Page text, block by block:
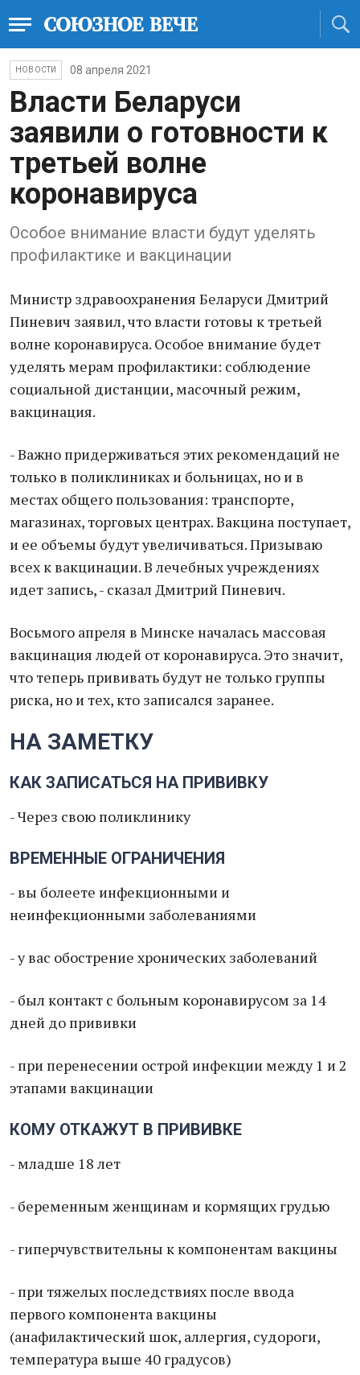
НОВОСТИ 08 апреля 2021
Власти Беларуси
заявили о готовности к
третьей волне
коронавируса
Особое внимание власти будут уделять
профилактике и вакцинации
Министр здравоохранения Беларуси Дмитрий
Пиневич заявил, что власти готовы к третьей
волне коронавируса. Особое внимание будет
уделять мерам профилактики: соблюдение
социальной дистанции, масочный режим,
вакцинация.
- Важно придерживаться этих рекомендаций не
только в поликлиниках и больницах, но и в
местах общего пользования: транспорте,
магазинах, торговых центрах. Вакцина поступает,
и ее объемы будут увеличиваться. Призываю
всех к вакцинации. В лечебных учреждениях
идет запись, - сказал Дмитрий Пиневич.
Восьмого апреля в Минске началась массовая
вакцинация людей от коронавируса. Это значит,
что теперь прививать будут не только группы
риска, но и тех, кто записался заранее.
НА ЗАМЕТКУ
КАК ЗАПИСАТЬСЯ НА ПРИВИВКУ
- Через свою поликлинику
ВРЕМЕННЫЕ ОГРАНИЧЕНИЯ
- вы болеете инфекционными и
неинфекционными заболеваниями
- у вас обострение хронических заболеваний
- был контакт с больным коронавирусом за 14
дней до прививки
- при перенесении острой инфекции между 1 и 2
этапами вакцинации
КОМУ ОТКАЖУТ В ПРИВИВКЕ
- младше 18 лет
- беременным женщинам и кормящих грудью
- гиперчувствительны к компонентам вакцины
- при тяжелых последствиях после ввода
первого компонента вакцины
(анафилактический шок, аллергия, судороги,
температура выше 40 градусов)